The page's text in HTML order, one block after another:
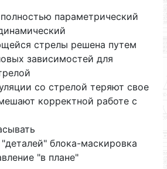
параметрический
стрелы решена путем
зависимостей для
со стрелой теряют свое
корректной работе с
блока-маскировка
"в плане"